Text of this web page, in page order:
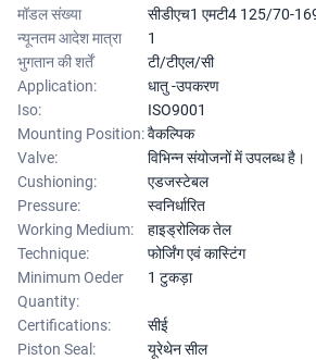
मॉडल संख्या
सीडीएच1 एमटी4 125/70-
न्यूनतम आदेश मात्रा
1
भुगतान की शर्तें
टी/टीएल/सी
Application:
धातु -उपकरण
Iso:
ISO9001
Mounting Position:वैकल्पिक
Valve:
विभिन्न संयोजनों में उपलब्ध है।
Cushioning:
एडजस्टेबल
Pressure:
स्वनिर्धारित
Working Medium:
हाइड्रोलिक तेल
Technique:
फोर्जिंग एवं कास्टिंग
Minimum Oeder
Quantity:
1 टुकड़ा
Certifications:
सीई
Piston Seal:
यूरेथेन सील